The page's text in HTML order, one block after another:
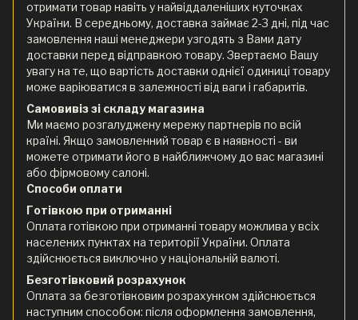
отримати товар навіть у найвіддаленіших куточках
України. В середньому, доставка займає 2-3 дні, під час
замовлення наші менеджери узгодять з Вами дату
доставки перед відправкою товару. Звертаємо Вашу
увагу на те, що вартість доставки однієї одиниці товару
може варіюватися в залежності від ваги і габаритів.
Самовивіз зі складу магазина
Ми маємо розгалуджену мережу партнерів по всій
країні. Якщо замовленний товар є в наявності - ви
можете отримати його в найближчому до вас магазині
або фірмовому салоні.
Способи оплати
Готівкою при отриманні
Оплата готівкою при отриманні товару можлива у всіх
населених пунктах на території України. Оплата
здійснюється виключно у національній валюті.
Безготівковий розрахунок
Оплата за безготівковим розрахунком здійснюється
наступним способом: після оформлення замовлення,